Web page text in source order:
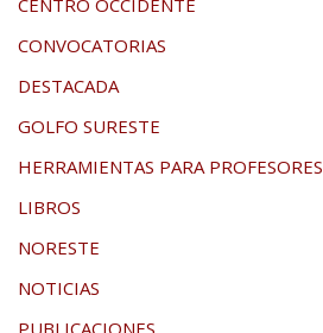
CENTRO OCCIDENTE
CONVOCATORIAS
DESTACADA
GOLFO SURESTE
HERRAMIENTAS PARA PROFESORES
LIBROS
NORESTE
NOTICIAS